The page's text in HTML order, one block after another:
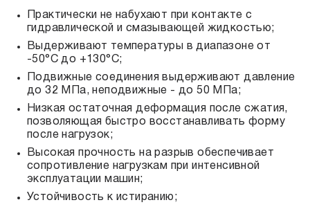
Практически не набухают при контакте с
гидравлической и смазывающей жидкостью;
Выдерживают температуры в диапазоне от
-50°С до +130°С;
Подвижные соединения выдерживают давление
до 32 МПа, неподвижные - до 50 МПа;
Низкая остаточная деформация после сжатия,
позволяющая быстро восстанавливать форму
после нагрузок;
Высокая прочность на разрыв обеспечивает
сопротивление нагрузкам при интенсивной
эксплуатации машин;
Устойчивость к истиранию;